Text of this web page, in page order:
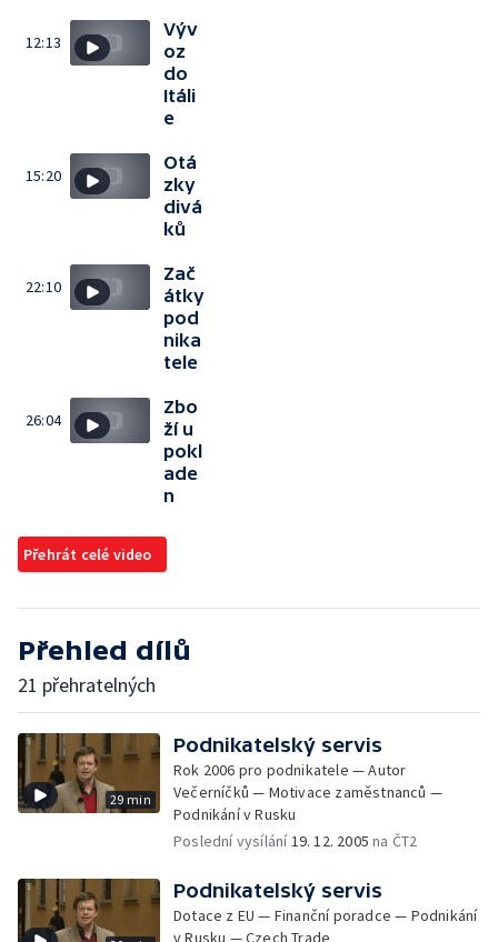
12:13
Výv
oz
do
Itáli
e
15:20
Otá
zky
divá
ků
22:10
Zač
átky
pod
nika
tele
26:04
Zbo
ží u
pokl
ade
n
Přehrát celé video
Přehled dílů
21 přehratelných
29 min
Podnikatelský servis
Rok 2006 pro podnikatele — Autor
Večerníčků — Motivace zaměstnanců —
Podnikání v Rusku
Poslední vysílání19. 12. 2005 na ČT2
Podnikatelský servis
Dotace z EU — Finanční poradce — Podnikání
v Rusku — Czech Trade